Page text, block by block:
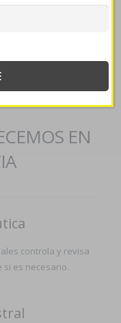
griffe.com->
uxagam yentreve
dianben
EN
controla y revisa
si es necesario.